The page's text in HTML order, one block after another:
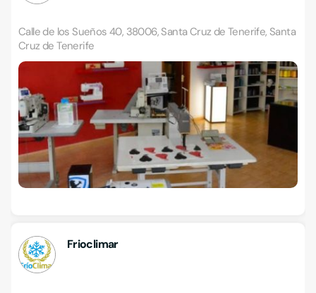
Calle de los Sueños 40, 38006, Santa Cruz de Tenerife, Santa
Cruz de Tenerife
Frioclimar